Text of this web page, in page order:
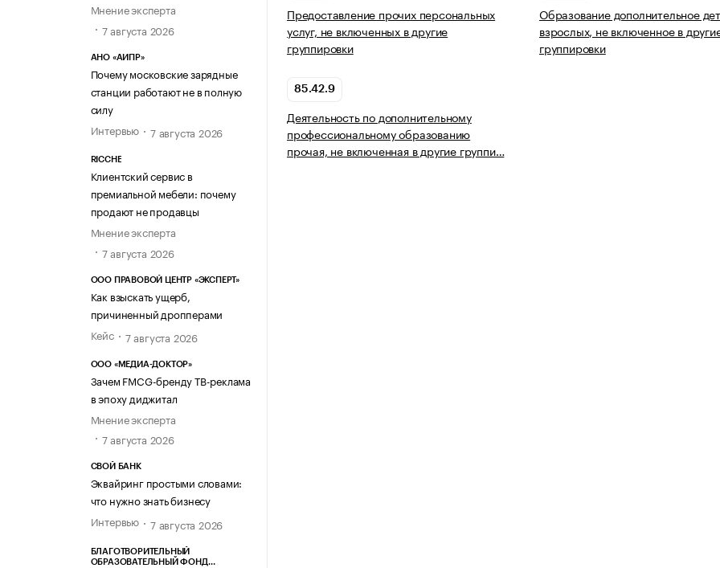
Мнение эксперта
7 августа 2026
АНО «АИПР»
Почему московские зарядные
станции работают не в полную
силу
Интервью
7 августа 2026
RICCHE
Клиентский сервис в
премиальной мебели: почему
продают не продавцы
Мнение эксперта
7 августа 2026
ООО ПРАВОВОЙ ЦЕНТР «ЭКСПЕРТ»
Как взыскать ущерб,
причиненный дропперами
Кейс
7 августа 2026
ООО «МЕДИА-ДОКТОР»
Зачем FMCG-бренду ТВ-реклама
в эпоху диджитал
Мнение эксперта
7 августа 2026
СВОЙ БАНК
Эквайринг простыми словами:
что нужно знать бизнесу
Интервью
7 августа 2026
БЛАГОТВОРИТЕЛЬНЫЙ
ОБРАЗОВАТЕЛЬНЫЙ ФОНД
Предоставление прочих персональных
услуг, не включенных в другие
группировки
Образование дополнительное
взрослых, не включенное в
группировки
85.42.9
Деятельность по дополнительному
профессиональному образованию
прочая, не включенная в другие группи…